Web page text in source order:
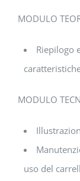
MODULO
Riepilogo
MODULO
uso del